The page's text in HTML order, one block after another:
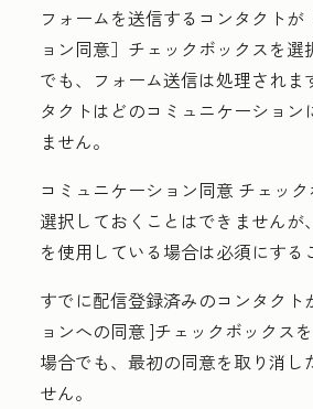
フォームを送信するコンタクトが
ョン同意］ チェックボックスを選
でも、フォーム送信は処理されま
タクトはどのコミュニケーション
ません。
コミュニケーション同意 チェッ
選択しておくことはできませんが、
を使用している場合は必須にする
すでに配信登録済みのコンタクト
ョンへの同意 ]チェックボックス
場合でも、最初の同意を取り消し
せん。